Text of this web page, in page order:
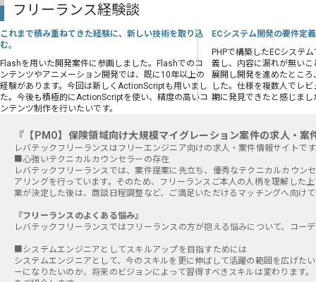
フリーランス経験談
これまで積み重ねてきた経験に、新しい技術を取り込
む。
Flashを用いた開発案件に参画しました。Flashでのコ
ンテンツやアニメーション開発では、既に10年以上の
経験があります。今回は新しくActionScriptも用いまし
た。今後も積極的にActionScriptを使い、精度の高いコ
ンテンツ制作を行いたいです。
ECシステム開発の要件定
PHPで構築したECシステ
義し、内容に漏れが無い
展開し開発を進めたとこ
した。仕様を複数人でレ
期に発見できたと感じまし
『【PMO】保険領域向け大規模マイグレーション案件の求人・案
■心強いテクニカルカウンセラーの存在
レバテックフリーランスでは、案件提案に先立ち、優秀なテクニカルカウ
アリングを行っています。そのため、フリーランスご本人の人柄を理解した
業が決定した後は、商談日程調整など、ご満足いただけるマッチングへ向け
『フリーランスのよくある悩み』
レバテックフリーランスではフリーランスの方が抱える悩みについて、コー
■システムエンジニアとしてスキルアップを目指すためには
システムエンジニアとして、今のスキルを更に伸ばして活躍の範囲を広げた
ーになりたいのか、将来のビジョンによって習得すべきスキルは変わります